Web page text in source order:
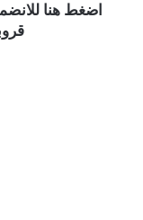
اضغط هنا